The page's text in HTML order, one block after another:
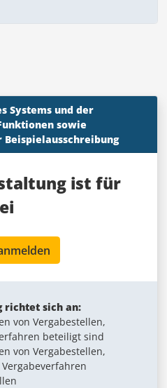
Systems und der
sowie
ist für
richtet sich an:
von Vergabestellen,
beteiligt sind
von Vergabestellen,